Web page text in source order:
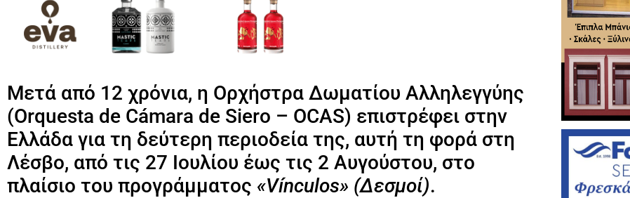
Μετά από 12 χρόνια, η Ορχήστρα Δωματίου Αλληλεγγύης
(Orquesta de Cámara de Siero – OCAS) επιστρέφει στην
Ελλάδα για τη δεύτερη περιοδεία της, αυτή τη φορά στη
Λέσβο, από τις 27 Ιουλίου έως τις 2 Αυγούστου, στο
πλαίσιο του προγράμματος «Vínculos» (Δεσμοί).